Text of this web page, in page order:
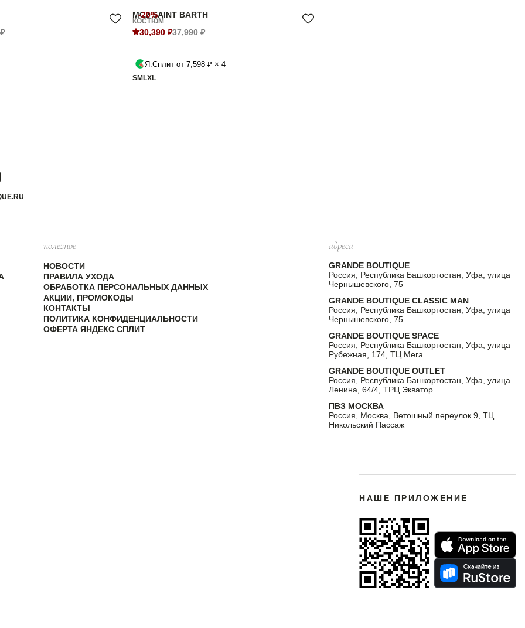
-20%
MC2 SAINT BARTH
КОСТЮМ
30,390 ₽37,990 ₽
Я.Сплит от 7,598 ₽ × 4
SM LXL
полезное
НОВОСТИ
ПРАВИЛА УХОДА
ОБРАБОТКА ПЕРСОНАЛЬНЫХ ДАННЫХ
АКЦИИ, ПРОМОКОДЫ
КОНТАКТЫ
ПОЛИТИКА КОНФИДЕНЦИАЛЬНОСТИ
ОФЕРТА ЯНДЕКС СПЛИТ
адреса
GRANDE BOUTIQUE
Россия, Республика Башкортостан, Уфа, улица
Чернышевского, 75
GRANDE BOUTIQUE CLASSIC MAN
Россия, Республика Башкортостан, Уфа, улица
Чернышевского, 75
GRANDE BOUTIQUE SPACE
Россия, Республика Башкортостан, Уфа, улица
Рубежная, 174, ТЦ Мега
GRANDE BOUTIQUE OUTLET
Россия, Республика Башкортостан, Уфа, улица
Ленина, 64/4, ТРЦ Экватор
ПВЗ МОСКВА
Россия, Москва, Ветошный переулок 9, ТЦ
Никольский Пассаж
НАШЕ ПРИЛОЖЕНИЕ